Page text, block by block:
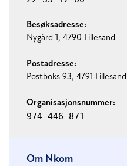
Besøksadresse:
Nygård 1, 4790 Lillesand
Postadresse:
Postboks 93, 4791 Lillesand
Organisasjonsnummer:
974 446 871
Om Nkom